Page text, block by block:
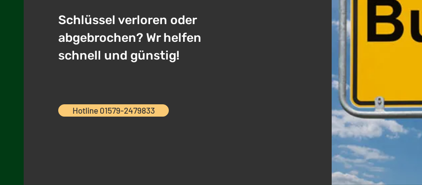
Schlüssel verloren oder
abgebrochen? Wr helfen
schnell und günstig!
Hotline 01579-2479833